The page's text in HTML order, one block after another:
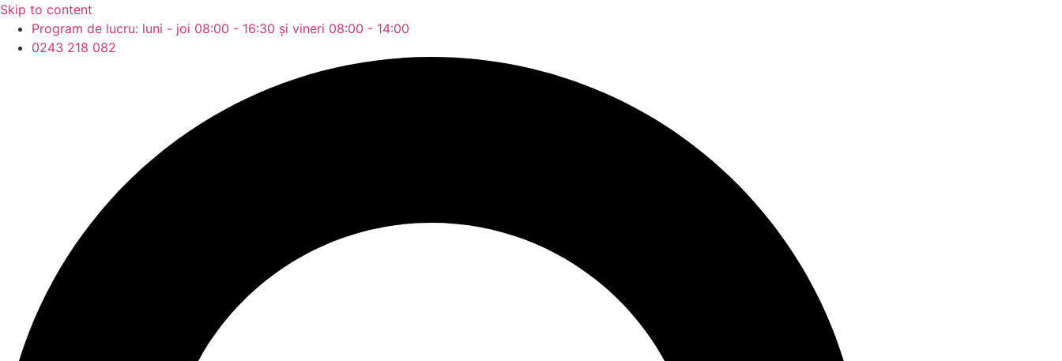
Skip to content
Program de lucru: luni - joi 08:00 - 16:30 și vineri 08:00 - 14:00
0243 218 082